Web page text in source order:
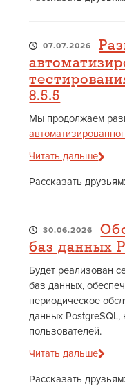
07.07.2026
8.5.5
Мы продолжаем
Читать дальше
Рассказать
30.06.2026
баз данных
Будет реализован
баз данных,
периодическое
данных
пользователей.
Читать дальше
Рассказать